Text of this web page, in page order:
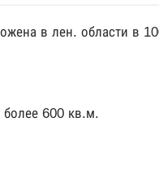
в лен. области в
600 кв.м.